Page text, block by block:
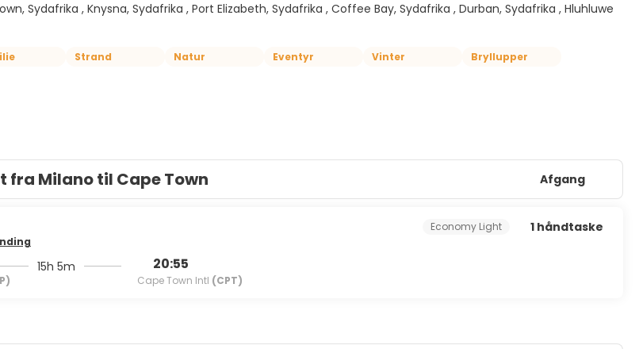
Sydafrika , Knysna, Sydafrika , Port Elizabeth, Sydafrika , Coffee Bay, Sydafrika , Durban, Sydafrika , Hluhluwe
Strand Natur Eventyr Vinter
Bryllupper
fra Milano til Cape Town Afgang
15h 5m 20:55
Cape Town Intl (CPT)
Economy Light 1 håndtaske